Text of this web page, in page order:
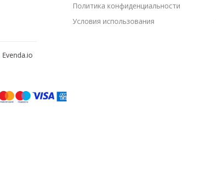
Evenda.io
Политика конфиденциальности
Условия использования